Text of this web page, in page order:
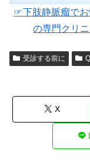
☞下肢静脈瘤でお
の専門クリ
受診する前に
X